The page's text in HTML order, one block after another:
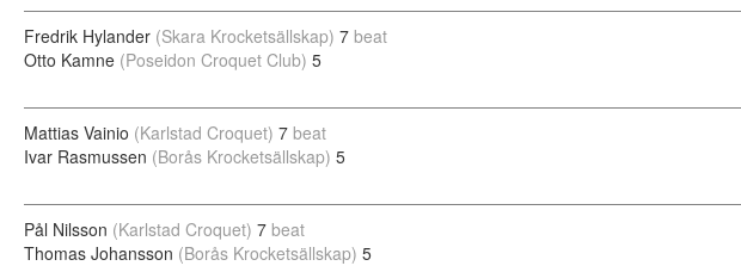
Fredrik Hylander (Skara Krocketsällskap) 7 beat
Otto Kamne (Poseidon Croquet Club) 5
Mattias Vainio (Karlstad Croquet) 7 beat
Ivar Rasmussen (Borås Krocketsällskap) 5
Pål Nilsson (Karlstad Croquet) 7 beat
Thomas Johansson (Borås Krocketsällskap) 5